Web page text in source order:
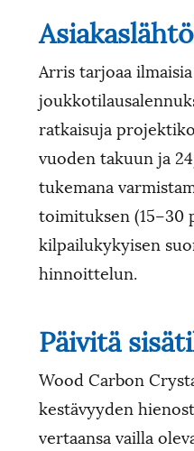
Arris tarjoaa
ratkaisuja
vuoden takuun ja
tukemana
toimituksen (15–30
kilpailukykyisen
hinnoittelun.
Päivitä
Wood Carbon
kestävyyden
vertaansa vailla